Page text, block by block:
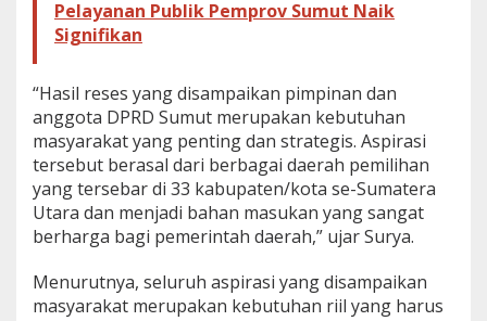
Pelayanan Publik Pemprov Sumut Naik
Signifikan
“Hasil reses yang disampaikan pimpinan dan
anggota DPRD Sumut merupakan kebutuhan
masyarakat yang penting dan strategis. Aspirasi
tersebut berasal dari berbagai daerah pemilihan
yang tersebar di 33 kabupaten/kota se-Sumatera
Utara dan menjadi bahan masukan yang sangat
berharga bagi pemerintah daerah,” ujar Surya.
Menurutnya, seluruh aspirasi yang disampaikan
masyarakat merupakan kebutuhan riil yang harus